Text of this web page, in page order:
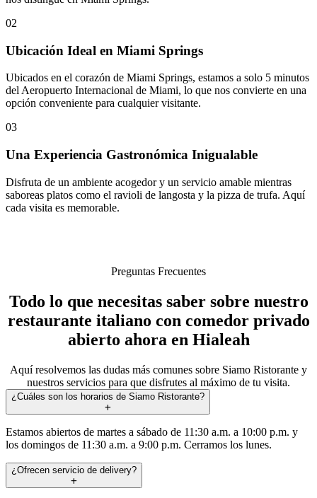
02
Ubicación Ideal en Miami Springs
Ubicados en el corazón de Miami Springs, estamos a solo 5 minutos
del Aeropuerto Internacional de Miami, lo que nos convierte en una
opción conveniente para cualquier visitante.
03
Una Experiencia Gastronómica Inigualable
Disfruta de un ambiente acogedor y un servicio amable mientras
saboreas platos como el ravioli de langosta y la pizza de trufa. Aquí
cada visita es memorable.
Preguntas Frecuentes
Todo lo que necesitas saber sobre nuestro
restaurante italiano con comedor privado
abierto ahora en Hialeah
Aquí resolvemos las dudas más comunes sobre Siamo Ristorante y
nuestros servicios para que disfrutes al máximo de tu visita.
¿Cuáles son los horarios de Siamo Ristorante?
Estamos abiertos de martes a sábado de 11:30 a.m. a 10:00 p.m. y
los domingos de 11:30 a.m. a 9:00 p.m. Cerramos los lunes.
¿Ofrecen servicio de delivery?